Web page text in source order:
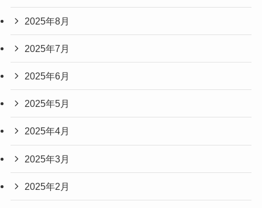
2025年8月
2025年7月
2025年6月
2025年5月
2025年4月
2025年3月
2025年2月